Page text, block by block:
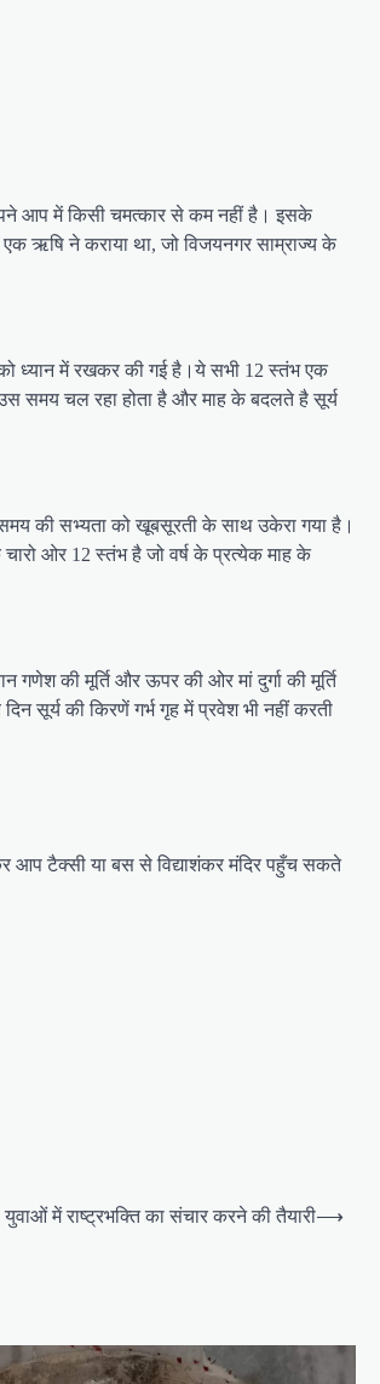
आप में किसी चमत्कार से कम नहीं है। इसके
एक ऋषि ने कराया था, जो विजयनगर साम्राज्य के
ध्यान में रखकर की गई है।ये सभी 12 स्तंभ एक
समय चल रहा होता है और माह के बदलते है सूर्य
की सभ्यता को खूबसूरती के साथ उकेरा गया है।
ओर 12 स्तंभ है जो वर्ष के प्रत्येक माह के
गणेश की मूर्ति और ऊपर की ओर मां दुर्गा की मूर्ति
सूर्य की किरणें गर्भ गृह में प्रवेश भी नहीं करती
आप टैक्सी या बस से विद्याशंकर मंदिर पहुँच सकते
युवाओं में राष्ट्रभक्ति का संचार करने की तैयारी⟶